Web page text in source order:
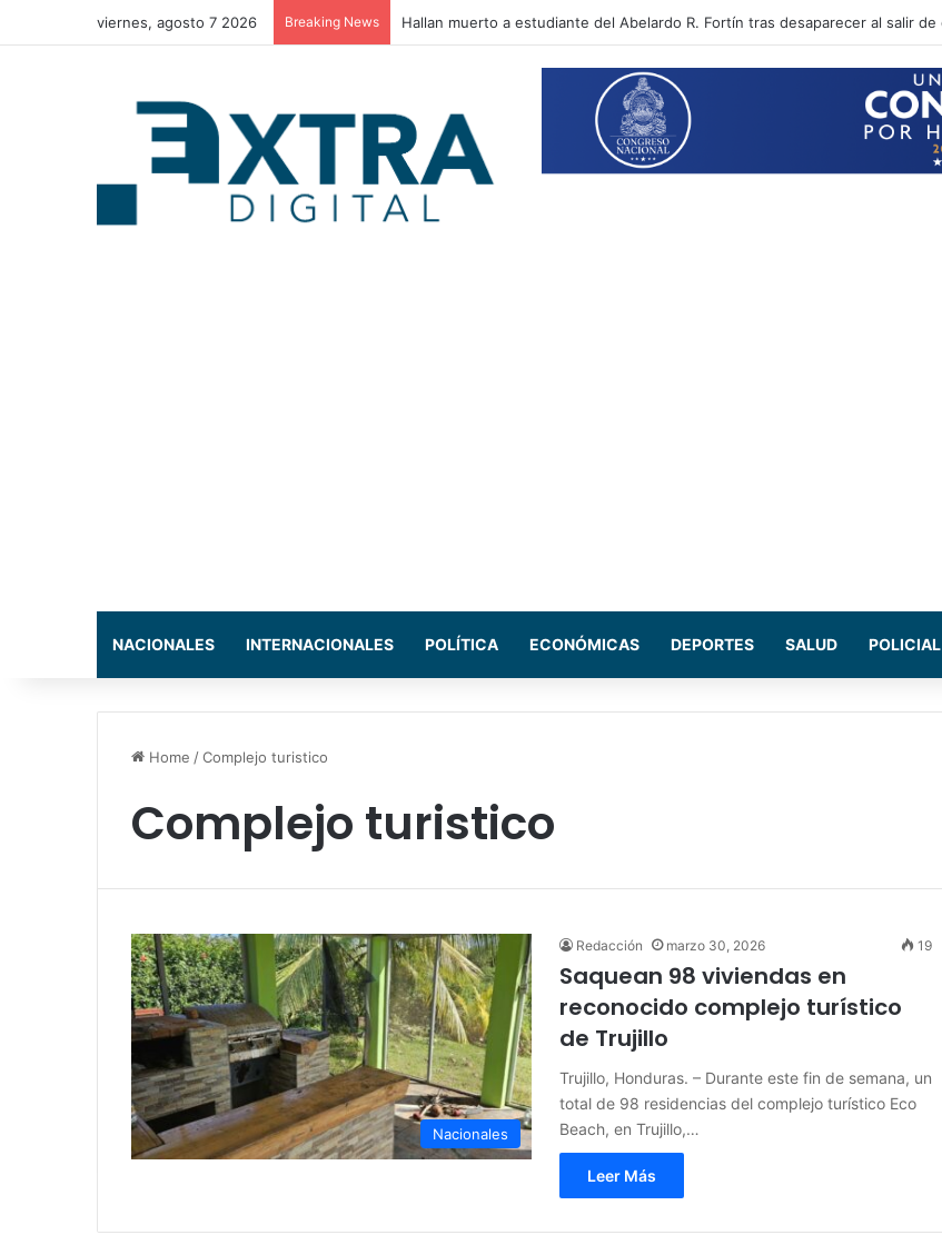
viernes, agosto 7 2026 Breaking News Estos son los sectores que no tendrán energía este viernes 7 de agosto
NACIONALES INTERNACIONALES POLÍTICA ECONÓMICAS DEPORTES SALUD POLICIAL
Home /Complejo turistico
Complejo turistico
Nacionales
Redacción marzo 30, 2026 19
Saquean 98 viviendas en
reconocido complejo turístico
de Trujillo
Trujillo, Honduras. – Durante este fin de semana, un
total de 98 residencias del complejo turístico Eco
Beach, en Trujillo,…
Leer Más